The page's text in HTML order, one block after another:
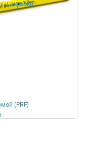
и скребки
(PRF)